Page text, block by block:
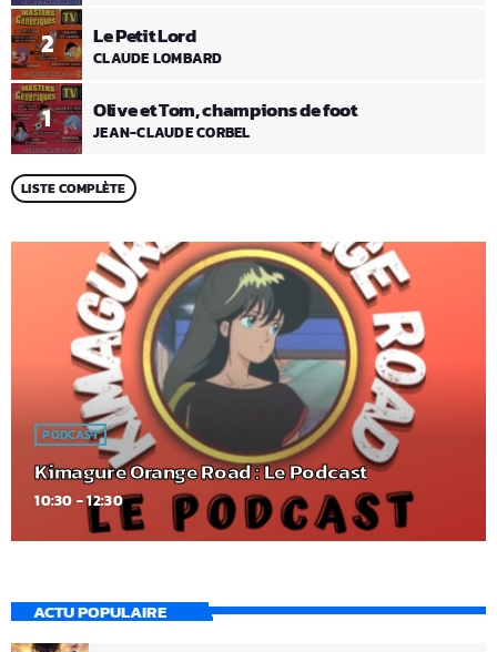
1 Olive et Tom, champions de foot
JEAN-CLAUDE CORBEL
2 Le Petit Lord
CLAUDE LOMBARD
LISTE COMPLÈTE
PODCAST
Kimagure Orange Road : Le Podcast
10:30 - 12:30
ACTU POPULAIRE